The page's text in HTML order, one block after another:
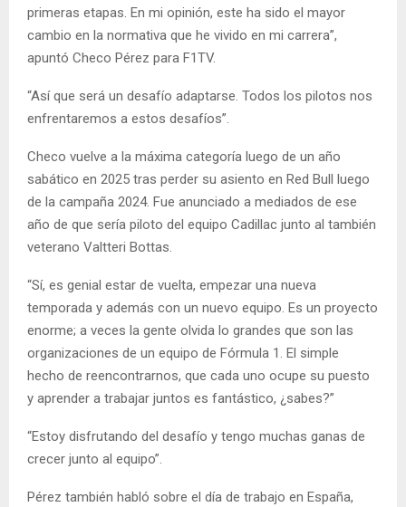
primeras etapas. En mi opinión, este ha sido el mayor
cambio en la normativa que he vivido en mi carrera”,
apuntó Checo Pérez para F1TV.
“Así que será un desafío adaptarse. Todos los pilotos nos
enfrentaremos a estos desafíos”.
Checo vuelve a la máxima categoría luego de un año
sabático en 2025 tras perder su asiento en Red Bull luego
de la campaña 2024. Fue anunciado a mediados de ese
año de que sería piloto del equipo Cadillac junto al también
veterano Valtteri Bottas.
“Sí, es genial estar de vuelta, empezar una nueva
temporada y además con un nuevo equipo. Es un proyecto
enorme; a veces la gente olvida lo grandes que son las
organizaciones de un equipo de Fórmula 1. El simple
hecho de reencontrarnos, que cada uno ocupe su puesto
y aprender a trabajar juntos es fantástico, ¿sabes?”
“Estoy disfrutando del desafío y tengo muchas ganas de
crecer junto al equipo”.
Pérez también habló sobre el día de trabajo en España,